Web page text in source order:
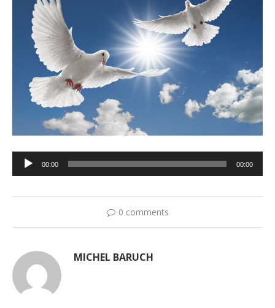
Lecteur
audio
00:00 00:00
0 comments
MICHEL BARUCH